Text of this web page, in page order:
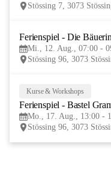
Stössing 7, 3073
Ferienspiel - Die
Mi., 12. Aug., 07:00 -
Stössing 96, 3073
Kurse & Workshops
Ferienspiel - Bastel
Mo., 17. Aug., 13:00 -
Stössing 96, 3073